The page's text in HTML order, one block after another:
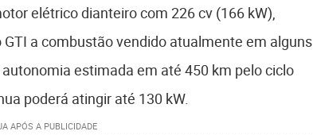
elétrico dianteiro com 226 cv (166 kW),
a combustão vendido atualmente em alguns
estimada em até 450 km pelo ciclo
poderá atingir até 130 kW.